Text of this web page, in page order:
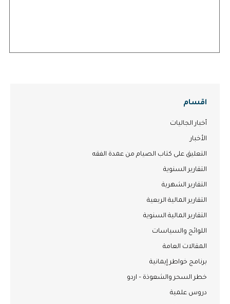
اقسام
أخبار الجاليات
الأخبار
التعليق على كتاب الصيام من عمدة الفقه
التقارير السنوية
التقارير الشهرية
التقارير المالية الربعية
التقارير المالية السنوية
اللوائح والسياسات
المقالات العامة
برنامج خواطر إيمانية
خطر السحر والشعوذة – اردو
دروس علمية